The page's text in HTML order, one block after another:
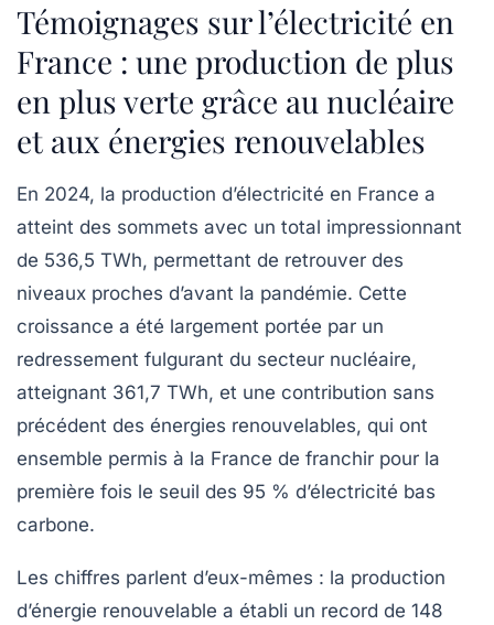
Témoignages sur l’électricité en
France : une production de plus
en plus verte grâce au nucléaire
et aux énergies renouvelables
En 2024, la production d’électricité en France a
atteint des sommets avec un total impressionnant
de 536,5 TWh, permettant de retrouver des
niveaux proches d’avant la pandémie. Cette
croissance a été largement portée par un
redressement fulgurant du secteur nucléaire,
atteignant 361,7 TWh, et une contribution sans
précédent des énergies renouvelables, qui ont
ensemble permis à la France de franchir pour la
première fois le seuil des 95 % d’électricité bas
carbone.
Les chiffres parlent d’eux-mêmes : la production
d’énergie renouvelable a établi un record de 148